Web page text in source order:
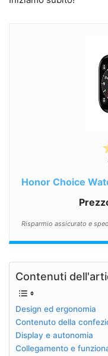
Honor Choice
Risparmio assicurato e
Contenuti
Design ed ergonomia
Contenuto della
Display e autonomia
Collegamento e